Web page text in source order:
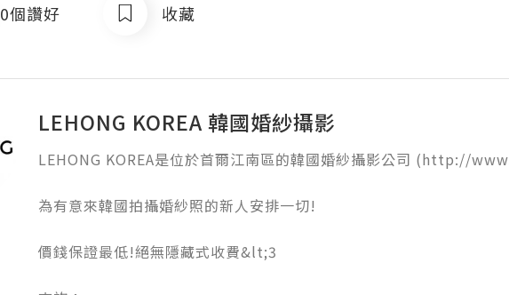
0個讚好 收藏
LEHONG KOREA 韓國婚紗攝影
LEHONG KOREA是位於首爾江南區的韓國婚紗攝影公司 (http://
為有意來韓國拍攝婚紗照的新人安排一切!
價錢保證最低!絕無隱藏式收費&lt;3